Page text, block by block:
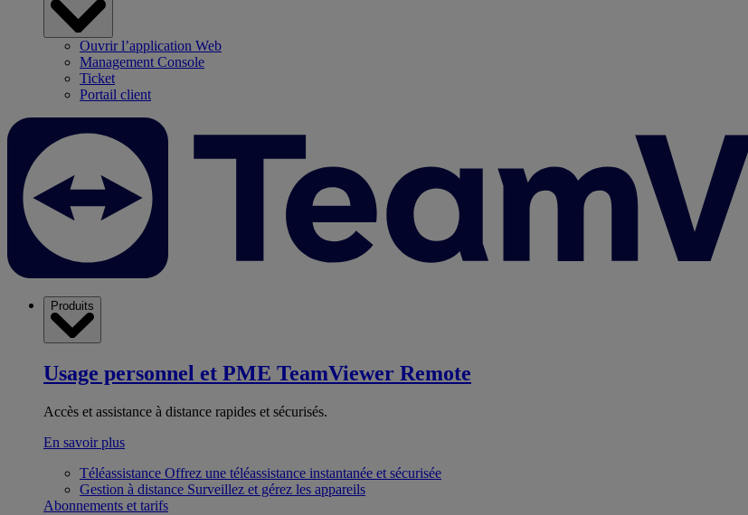
Ouvrir l’application Web
Management Console
Ticket
Portail client
Produits
Usage personnel et PME TeamViewer Remote
Accès et assistance à distance rapides et sécurisés.
En savoir plus
Téléassistance Offrez une téléassistance instantanée et sécurisée
Gestion à distance Surveillez et gérez les appareils
Abonnements et tarifs